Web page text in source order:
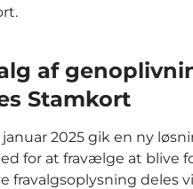
af
Stamkort
januar 2025 gik en ny
for at fravælge at blive
fravalgsoplysning deles